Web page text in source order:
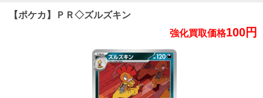
【ポケカ】ＰＲ◇ズルズキン
強化買取価格100円